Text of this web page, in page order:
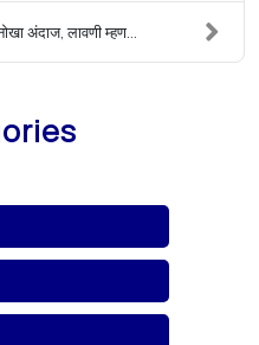
अंदाज, लावणी म्हण...